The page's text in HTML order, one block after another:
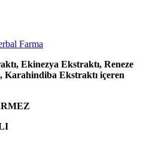
Farma
Ekinezya Ekstraktı, Reneze
Karahindiba Ekstraktı içeren